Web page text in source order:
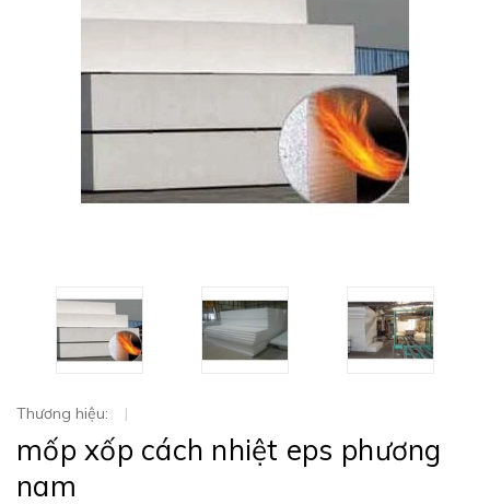
Thương hiệu: |
mốp xốp cách nhiệt eps phương
nam